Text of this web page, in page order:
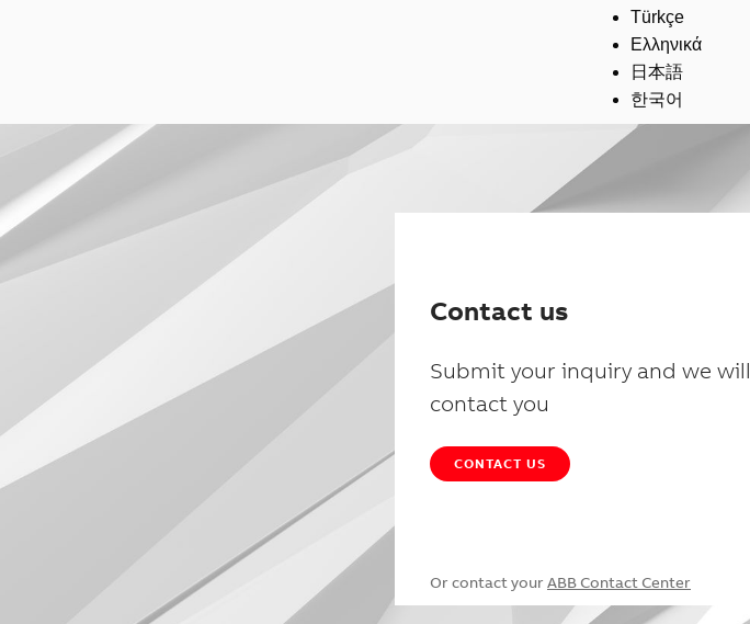
Türkçe
Ελληνικά
日本語
한국어
Contact us
Submit your inquiry and we will
contact you
CONTACT US
Or contact your ABB Contact Center